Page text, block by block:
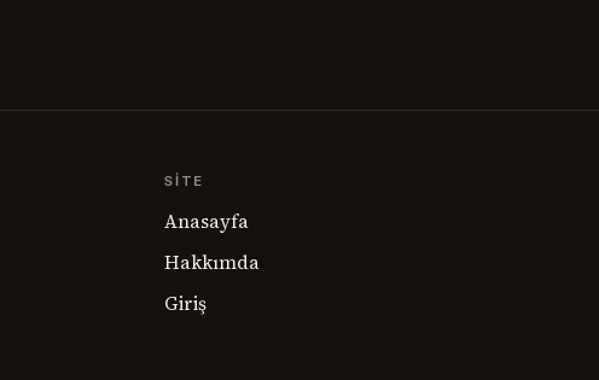
SITE
Anasayfa
Hakkımda
Giriş